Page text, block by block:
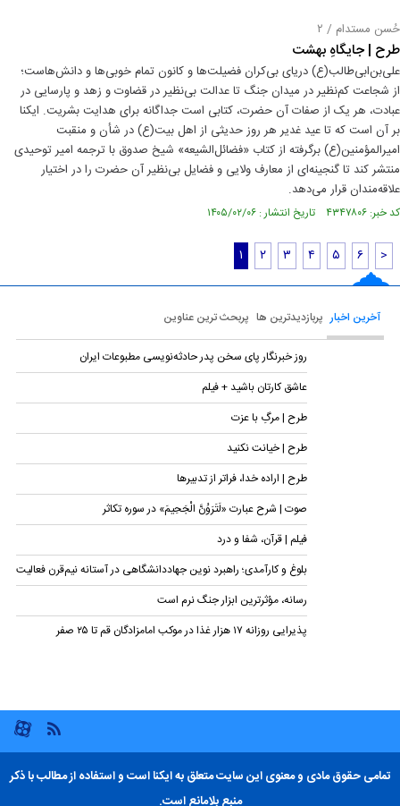
حُسن مستدام / ۲
طرح | جایگاهِ بهشت
علی‌بن‌ابی‌طالب(ع) دریای بی‌کران فضیلت‌ها و کانون تمام خوبی‌ها و دانش‌هاست؛
از شجاعت کم‌نظیر در میدان جنگ تا عدالت بی‌نظیر در قضاوت و زهد و پارسایی در
عبادت، هر یک از صفات آن حضرت، کتابی است جداگانه برای هدایت بشریت. ایکنا
بر آن است که تا عید غدیر هر روز حدیثی از اهل بیت(ع) در شأن و منقبت
امیرالمؤمنین(ع) برگرفته از کتاب «فضائل‌الشیعه» شیخ صدوق با ترجمه امیر توحیدی
منتشر کند تا گنجینه‌ای از معارف ولایی و فضایل بی‌نظیر آن حضرت را در اختیار
علاقه‌مندان قرار می‌دهد.
کد خبر: ۴۳۴۷۸۰۶ تاریخ انتشار : ۱۴۰۵/۰۲/۰۶
۱ ۲ ۳ ۴ ۵ ۶ >
آخرین اخبار پربازدیدترین ها پربحث ترین عناوین
روز خبرنگار پای سخن پدر حادثه‌نویسی مطبوعات ایران
عاشق کارتان باشید + فیلم
طرح | مرگِ با عزت
طرح | خیانت نکنید
طرح | اراده خدا، فراتر از تدبیرها
صوت | شرح عبارت «لَتَرَوُنَّ الْجَحِیمَ» در سوره تکاثر
فیلم | قرآن، شفا و درد
بلوغ و کارآمدی؛ راهبرد نوین جهاددانشگاهی در آستانه نیم‌قرن فعالیت
رسانه، مؤثرترین ابزار جنگ نرم است
پذیرایی روزانه ۱۷ هزار غذا در موکب امامزادگان قم تا ۲۵ صفر
تمامی حقوق مادی و معنوی این سایت متعلق به ایکنا است و استفاده از مطالب با ذکر
منبع بلامانع است.